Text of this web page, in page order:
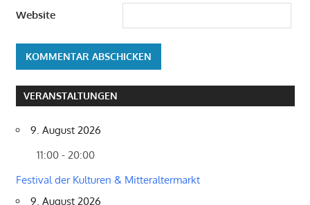
Website
VERANSTALTUNGEN
9. August 2026
11:00 - 20:00
Festival der Kulturen & Mitteraltermarkt
9. August 2026